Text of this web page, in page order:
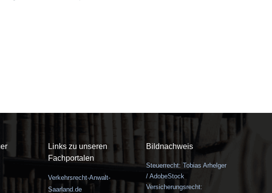
Links zu unseren
Fachportalen
Verkehrsrecht-Anwalt-
Saarland.de
Bildnachweis
Steuerrecht: Tobias Arhelger
/ AdobeStock
Versicherungsrecht: